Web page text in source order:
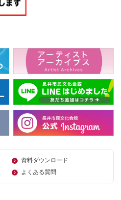
資料ダウンロード
よくある質問